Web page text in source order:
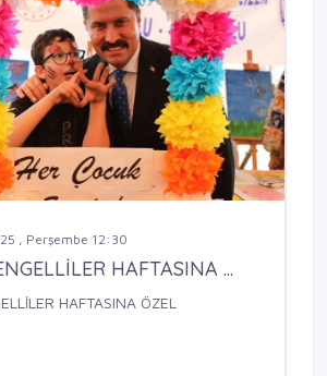
, Perşembe 12:30
HAFTASINA ...
HAFTASINA ÖZEL